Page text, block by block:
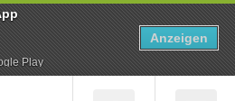
Play
Anzeigen